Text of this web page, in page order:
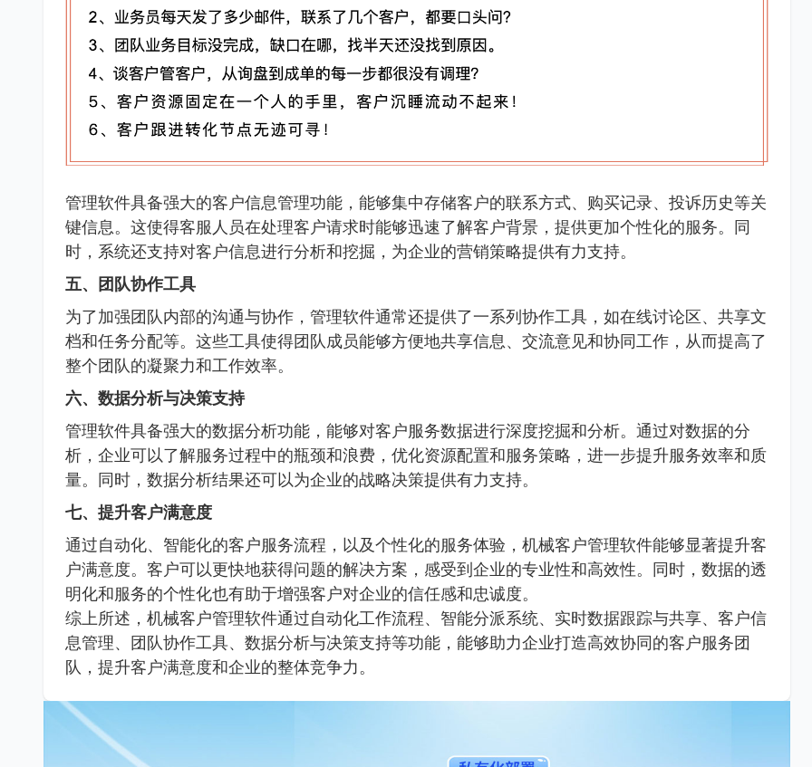
管理软件具备强大的客户信息管理功能，能够集中存储客户的联系方式、购买记录、投诉历史等关
键信息。这使得客服人员在处理客户请求时能够迅速了解客户背景，提供更加个性化的服务。同
时，系统还支持对客户信息进行分析和挖掘，为企业的营销策略提供有力支持。
五、团队协作工具
为了加强团队内部的沟通与协作，管理软件通常还提供了一系列协作工具，如在线讨论区、共享文
档和任务分配等。这些工具使得团队成员能够方便地共享信息、交流意见和协同工作，从而提高了
整个团队的凝聚力和工作效率。
六、数据分析与决策支持
管理软件具备强大的数据分析功能，能够对客户服务数据进行深度挖掘和分析。通过对数据的分
析，企业可以了解服务过程中的瓶颈和浪费，优化资源配置和服务策略，进一步提升服务效率和质
量。同时，数据分析结果还可以为企业的战略决策提供有力支持。
七、提升客户满意度
通过自动化、智能化的客户服务流程，以及个性化的服务体验，机械客户管理软件能够显著提升客
户满意度。客户可以更快地获得问题的解决方案，感受到企业的专业性和高效性。同时，数据的透
明化和服务的个性化也有助于增强客户对企业的信任感和忠诚度。
综上所述，机械客户管理软件通过自动化工作流程、智能分派系统、实时数据跟踪与共享、客户信
息管理、团队协作工具、数据分析与决策支持等功能，能够助力企业打造高效协同的客户服务团
队，提升客户满意度和企业的整体竞争力。